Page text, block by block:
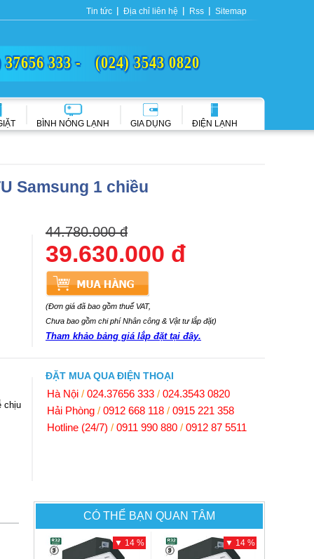
Tin tức Địa chỉ liên hệ Rss Sitemap
37656 333 - (024) 3543 0820
BÌNH NÓNG LẠNH GIA DỤNG ĐIỆN LẠNH
Samsung 1 chiều
44.780.000 đ
39.630.000 đ
(Đơn giá đã bao gồm thuế VAT,
Chưa bao gồm chi phí Nhân công & Vật tư lắp đặt)
Tham khảo bảng giá lắp đặt tại đây.
chịu
ĐẶT MUA QUA ĐIỆN THOẠI
Hà Nội / 024.37656 333 / 024.3543 0820
Hải Phòng / 0912 668 118 / 0915 221 358
Hotline (24/7) / 0911 990 880 / 0912 87 5511
CÓ THỂ BẠN QUAN TÂM
▼ 14 % ▼ 14 %